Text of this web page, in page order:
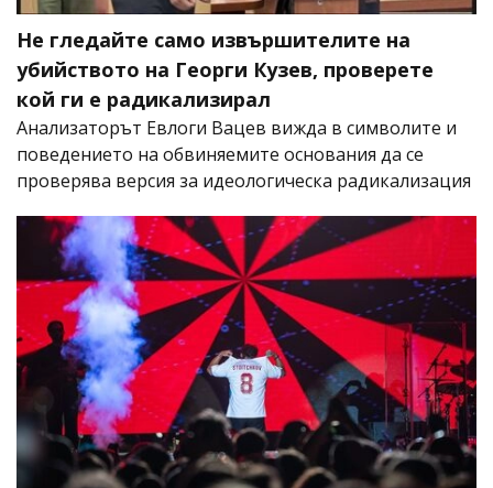
Не гледайте само извършителите на
убийството на Георги Кузев, проверете
кой ги е радикализирал
Анализаторът Евлоги Вацев вижда в символите и
поведението на обвиняемите основания да се
проверява версия за идеологическа радикализация